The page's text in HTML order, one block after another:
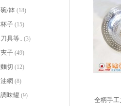
碗/缽 (18)
杯子 (15)
刀具等.. (3)
夾子 (49)
麵切 (12)
油網 (8)
調味罐 (9)